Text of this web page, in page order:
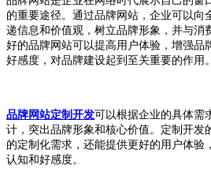
的重要途径。通过品牌网站，企业可以向
递信息和价值观，树立品牌形象，并与消
好的品牌网站可以提高用户体验，增强品
好感度，对品牌建设起到至关重要的作用。
品牌网站定制开发可以根据企业的具体需
计，突出品牌形象和核心价值。定制开发
的定制化需求，还能提供更好的用户体验
认知和好感度。